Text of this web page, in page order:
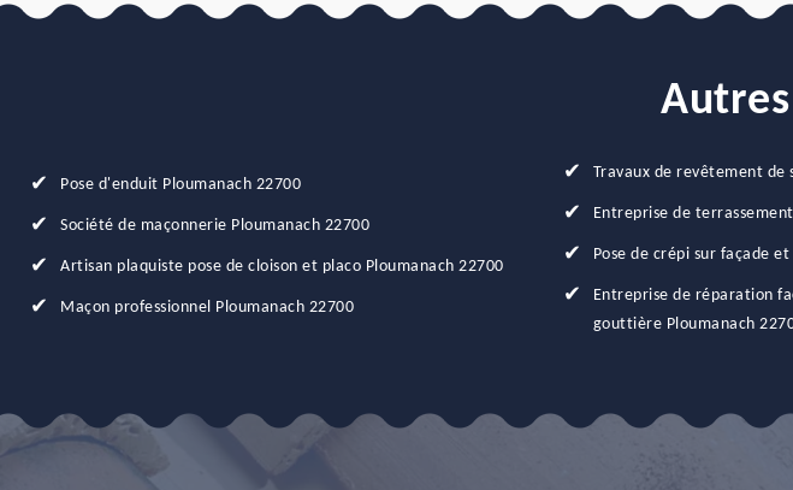
Pose d'enduit Ploumanach 22700
Société de maçonnerie Ploumanach 22700
Artisan plaquiste pose de cloison et placo Ploumanach 22700
Maçon professionnel Ploumanach 22700
Travaux de revêtement de
Entreprise de
Pose de crépi sur façade
Entreprise de réparation
gouttière Ploumanach